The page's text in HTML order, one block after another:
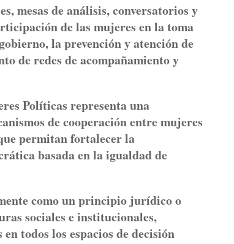
mesas de análisis, conversatorios y
de las mujeres en la toma
la prevención y atención de
de redes de acompañamiento y
Políticas representa una
de cooperación entre mujeres
permitan fortalecer la
basada en la igualdad de
como un principio jurídico o
sociales e institucionales,
todos los espacios de decisión